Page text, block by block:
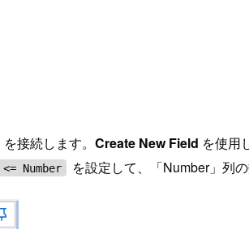
接続します。 Create New Field を使用
<= Number を設定して、「Number」列